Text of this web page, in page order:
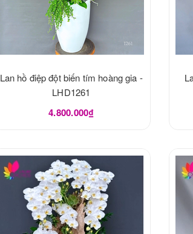
Lan hồ điệp đột biến tím hoàng gia -
LHD1261
4.800.000₫